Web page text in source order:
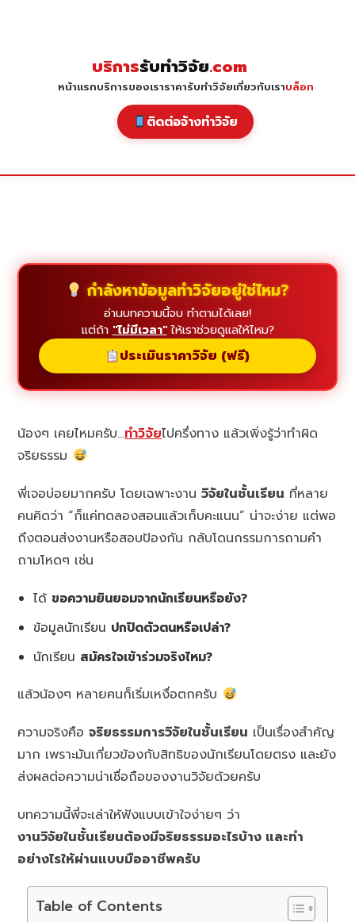
บริการรับทำวิจัย.com
หน้าแรกบริการของเราราคารับทำวิจัยเกี่ยวกับเราบล็อก
ติดต่อจ้างทำวิจัย
กำลังหาข้อมูลทำวิจัยอยู่ใช่ไหม?
อ่านบทความนี้จบ ทำตามได้เลย!
แต่ถ้า "ไม่มีเวลา"ให้เราช่วยดูแลให้ไหม?
ประเมินราคาวิจัย (ฟรี)
น้องๆ เคยไหมครับ…ทำวิจัยไปครึ่งทาง แล้วเพิ่งรู้ว่าทำผิด
จริยธรรม
พี่เจอบ่อยมากครับ โดยเฉพาะงานวิจัยในชั้นเรียน ที่หลาย
คนคิดว่า “ก็แค่ทดลองสอนแล้วเก็บคะแนน” น่าจะง่าย แต่พอ
ถึงตอนส่งงานหรือสอบป้องกัน กลับโดนกรรมการถามคำ
ถามโหดๆ เช่น
ได้ ขอความยินยอมจากนักเรียนหรือยัง?
ข้อมูลนักเรียน ปกปิดตัวตนหรือเปล่า?
นักเรียน สมัครใจเข้าร่วมจริงไหม?
แล้วน้องๆ หลายคนก็เริ่มเหงื่อตกครับ
ความจริงคือจริยธรรมการวิจัยในชั้นเรียน เป็นเรื่องสำคัญ
มาก เพราะมันเกี่ยวข้องกับสิทธิของนักเรียนโดยตรง และยัง
ส่งผลต่อความน่าเชื่อถือของงานวิจัยด้วยครับ
บทความนี้พี่จะเล่าให้ฟังแบบเข้าใจง่ายๆ ว่า
งานวิจัยในชั้นเรียนต้องมีจริยธรรมอะไรบ้าง และทำ
อย่างไรให้ผ่านแบบมืออาชีพครับ
Table of Contents